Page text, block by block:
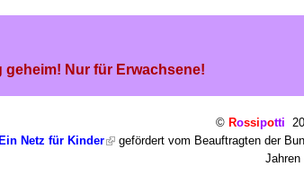
geheim! Nur für Erwachsene!
© Rossipotti
Netz für Kinder
gefördert vom Beauftragten der
Jahren